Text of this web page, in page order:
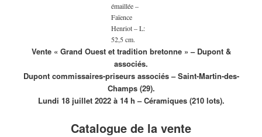
émaillée –
Faïence
Henriot – L:
52,5 cm.
Vente « Grand Ouest et tradition bretonne » – Dupont &
associés.
Dupont commissaires-priseurs associés – Saint-Martin-des-
Champs (29).
Lundi 18 juillet 2022 à 14 h – Céramiques (210 lots).
Catalogue de la vente